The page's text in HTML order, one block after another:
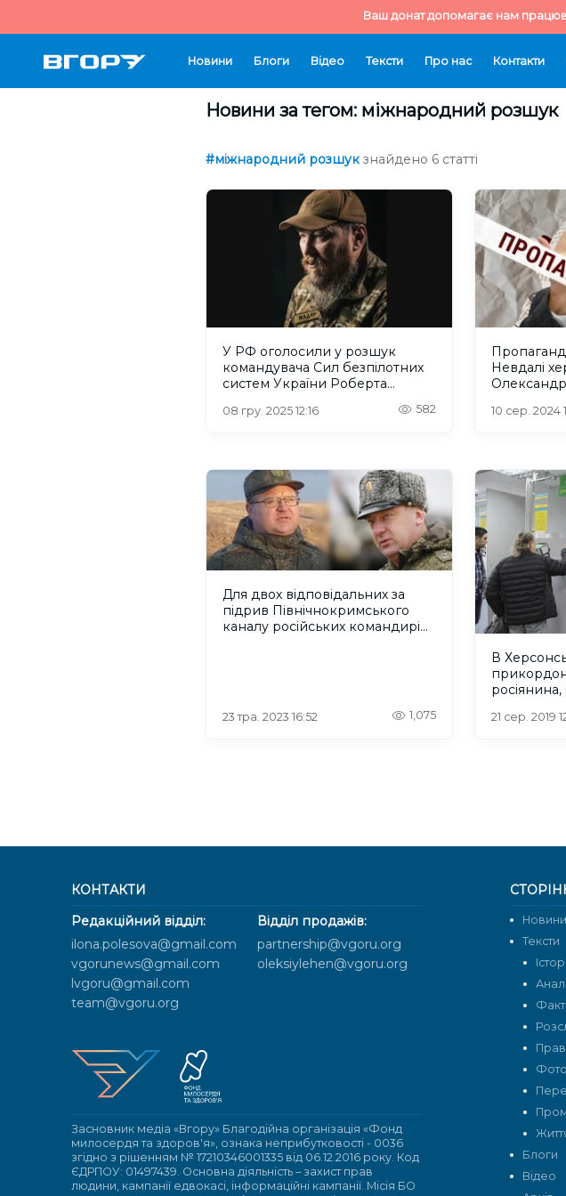
Ваш донат допомагає нам
Новини Блоги Відео Тексти Про нас Контакти
Новини за тегом: міжнародний розшук
#міжнародний розшук знайдено 6 статті
У РФ оголосили у розшук
командувача Сил безпілотних
систем України Роберта
08 гру. 2025 12:16 582
Невдалі
10 сер. 2024
Для двох відповідальних за
підрив Північнокримського
каналу російських командирів
23 тра. 2023 16:52 1,075
В
21 сер. 2019
КОНТАКТИ
Редакційний відділ:
ilona.polesova@gmail.com
vgorunews@gmail.com
lvgoru@gmail.com
team@vgoru.org
Відділ продажів:
partnership@vgoru.org
oleksiylehen@vgoru.org
Засновник медіа «Вгору» Благодійна організація «Фонд
милосердя та здоров'я», ознака неприбутковості - 0036
згідно з рішенням № 17210346001335 від 06.12.2016 року. Код
ЄДРПОУ: 01497439. Основна діяльність – захист прав
людини, кампанії едвокасі, інформаційні кампанії. Місія БО
Новини
Тексти
Фото
Блоги
Відео